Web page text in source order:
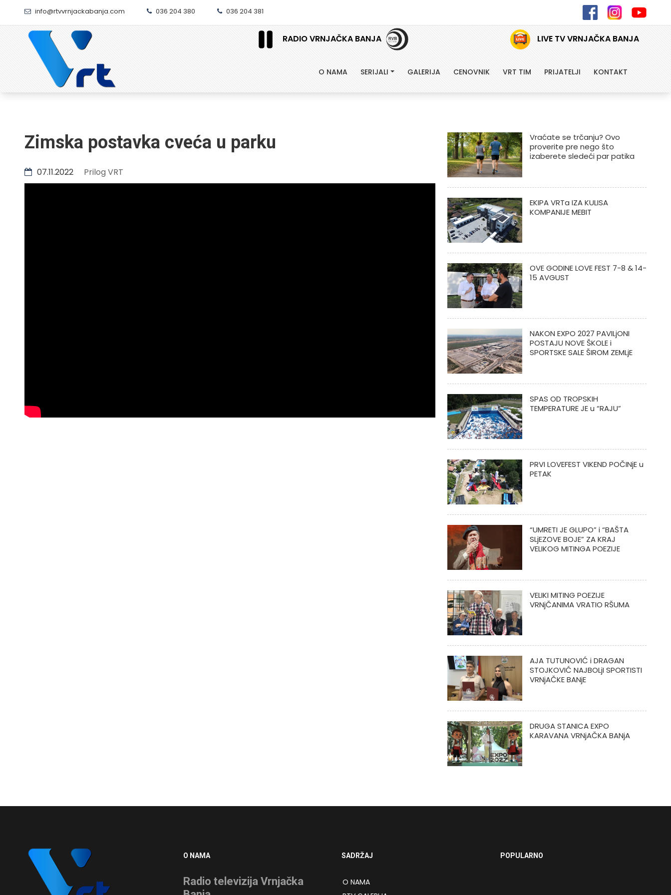
info@rtvvrnjackabanja.com 036 204 380 036 204 381
RADIO VRNJAČKA BANJA LIVE TV VRNJAČKA BANJA
O NAMA SERIJALI GALERIJA CENOVNIK VRT TIM PRIJATELJI KONTAKT
Zimska postavka cveća u parku
07.11.2022 Prilog VRT
Vraćate se trčanju? Ovo
proverite pre nego što
izaberete sledeći par patika
EKIPA VRTa IZA KULISA
KOMPANIJE MEBIT
OVE GODINE LOVE FEST 7-8 & 14-
15 AVGUST
NAKON EXPO 2027 PAVILjONI
POSTAJU NOVE ŠKOLE i
SPORTSKE SALE ŠIROM ZEMLjE
SPAS OD TROPSKIH
TEMPERATURE JE u “RAJU”
PRVI LOVEFEST VIKEND POČINjE u
PETAK
“UMRETI JE GLUPO” i “BAŠTA
SLjEZOVE BOJE” ZA KRAJ
VELIKOG MITINGA POEZIJE
VELIKI MITING POEZIJE
VRNjČANIMA VRATIO RŠUMA
AJA TUTUNOVIĆ i DRAGAN
STOJKOVIĆ NAJBOLjI SPORTISTI
VRNjAČKE BANjE
DRUGA STANICA EXPO
KARAVANA VRNjAČKA BANjA
O NAMA
Radio televizija Vrnjačka
SADRŽAJ
O NAMA
POPULARNO